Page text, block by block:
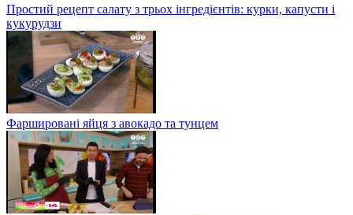
Простий рецепт салату з трьох інгредієнтів: курки, капусти і
кукурудзи
Фаршировані яйця з авокадо та тунцем